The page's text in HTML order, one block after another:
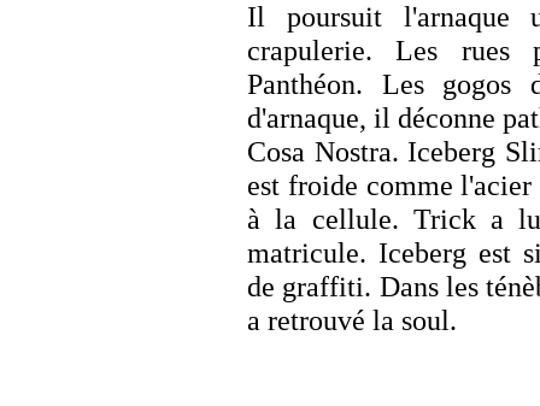
Il poursuit
crapulerie. Les rues
Panthéon. Les
d'arnaque, il déconne
Cosa Nostra. Iceberg
est froide comme
à la cellule. Trick a
matricule. Iceberg est
de graffiti. Dans les
a retrouvé la soul.